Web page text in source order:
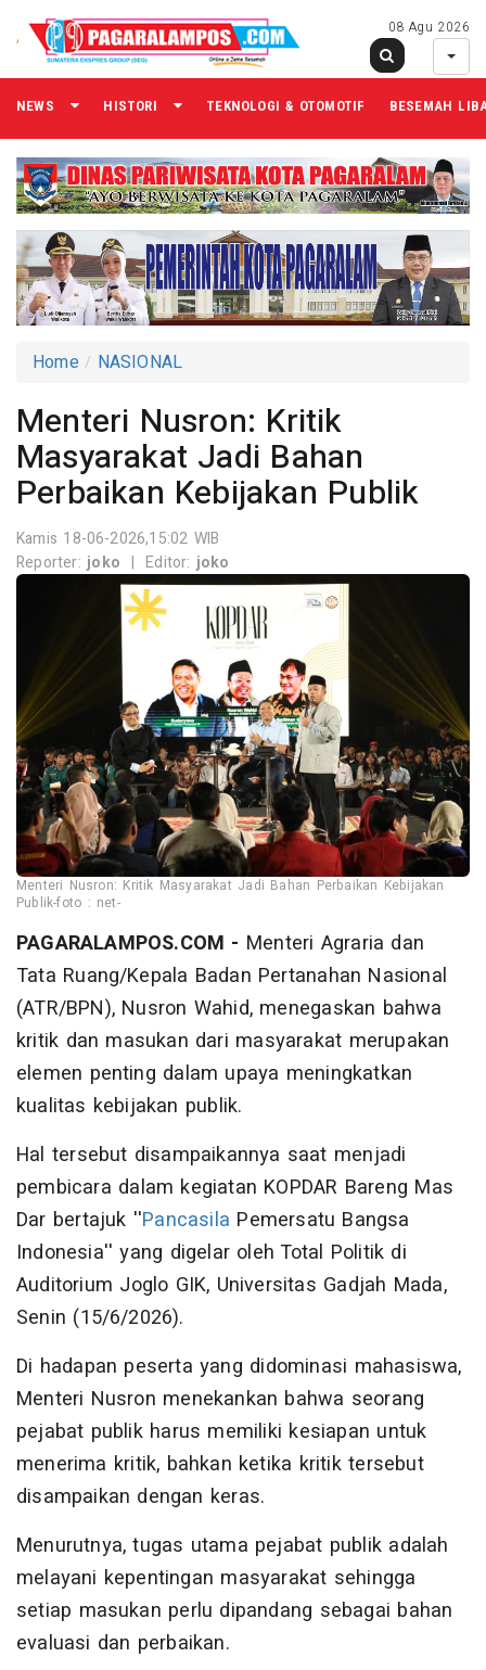
08 Agu 2026
NEWS HISTORI TEKNOLOGI & OTOMOTIF BESEMAH
Home NASIONAL
Menteri Nusron: Kritik
Masyarakat Jadi Bahan
Perbaikan Kebijakan Publik
Kamis 18-06-2026,15:02 WIB
Reporter: joko | Editor: joko
Menteri Nusron: Kritik Masyarakat Jadi Bahan Perbaikan Kebijakan
Publik-foto : net-
PAGARALAMPOS.COM - Menteri Agraria dan
Tata Ruang/Kepala Badan Pertanahan Nasional
(ATR/BPN), Nusron Wahid, menegaskan bahwa
kritik dan masukan dari masyarakat merupakan
elemen penting dalam upaya meningkatkan
kualitas kebijakan publik.
Hal tersebut disampaikannya saat menjadi
pembicara dalam kegiatan KOPDAR Bareng Mas
Dar bertajuk ''Pancasila Pemersatu Bangsa
Indonesia'' yang digelar oleh Total Politik di
Auditorium Joglo GIK, Universitas Gadjah Mada,
Senin (15/6/2026).
Di hadapan peserta yang didominasi mahasiswa,
Menteri Nusron menekankan bahwa seorang
pejabat publik harus memiliki kesiapan untuk
menerima kritik, bahkan ketika kritik tersebut
disampaikan dengan keras.
Menurutnya, tugas utama pejabat publik adalah
melayani kepentingan masyarakat sehingga
setiap masukan perlu dipandang sebagai bahan
evaluasi dan perbaikan.